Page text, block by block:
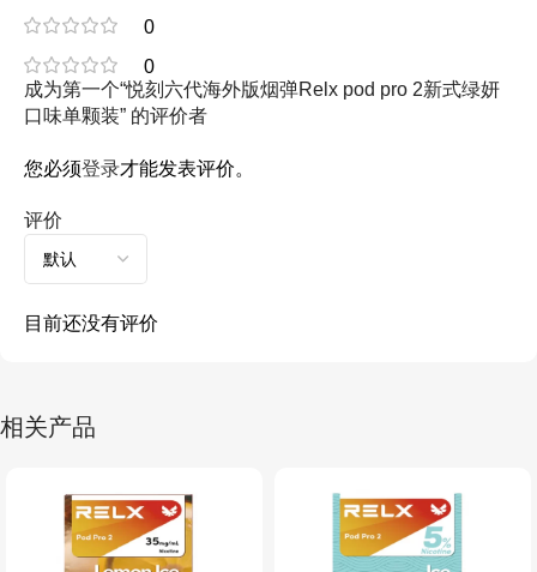
0
0
评价
目前还没有评价
成为第一个“悦刻六代海外版烟弹Relx pod pro 2新式绿妍
口味单颗装” 的评价者
您必须登录才能发表评价。
相关产品